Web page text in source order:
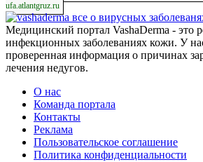
ufa.atlantgruz.ru
все о вирусных
Медицинский портал VashaDerma - это
инфекционных заболеваниях кожи. У
проверенная информация о причинах
лечения недугов.
О нас
Команда портала
Контакты
Реклама
Пользовательское соглашение
Политика конфиденциальности